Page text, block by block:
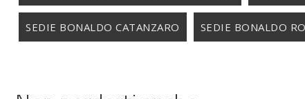
SEDIE BONALDO CATANZARO SEDIE BONALDO